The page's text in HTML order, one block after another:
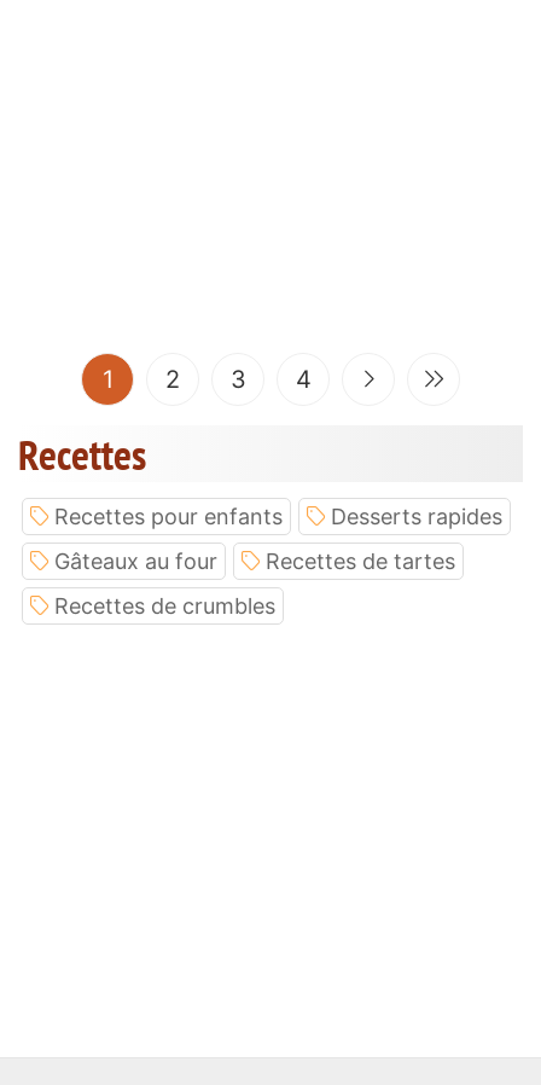
1 (current)
2 3 4
Recettes
Recettes pour enfants
Desserts rapides
Gâteaux au four
Recettes de tartes
Recettes de crumbles